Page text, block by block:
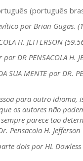
(português
por Brian Gugas.
H. JEFFERSON
DR PENSACOLA H.
SUA MENTE por DR.
para outro idioma,
os autores não
parece tão
Pensacola H. Jefferson
dois por HL